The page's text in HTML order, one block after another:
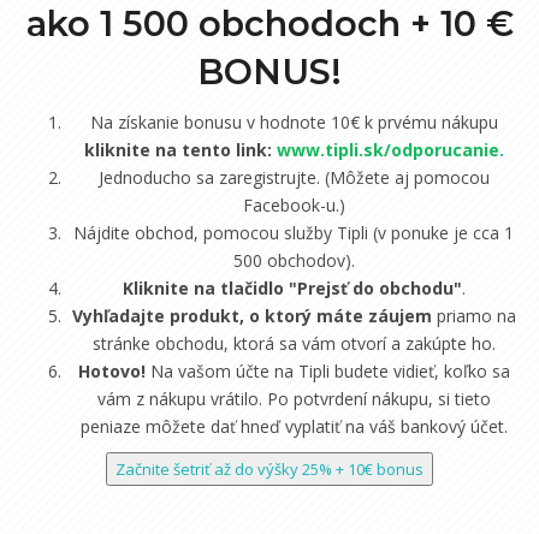
ako 1 500 obchodoch + 10 €
BONUS!
Na získanie bonusu v hodnote 10€ k prvému nákupu
kliknite na tento link: www.tipli.sk/odporucanie.
Jednoducho sa zaregistrujte. (Môžete aj pomocou
Facebook-u.)
Nájdite obchod, pomocou služby Tipli (v ponuke je cca 1
500 obchodov).
Kliknite na tlačidlo "Prejsť do obchodu".
Vyhľadajte produkt, o ktorý máte záujem priamo na
stránke obchodu, ktorá sa vám otvorí a zakúpte ho.
Hotovo!Na vašom účte na Tipli budete vidieť, koľko sa
vám z nákupu vrátilo. Po potvrdení nákupu, si tieto
peniaze môžete dať hneď vyplatiť na váš bankový účet.
Začnite šetriť až do výšky 25% + 10€ bonus